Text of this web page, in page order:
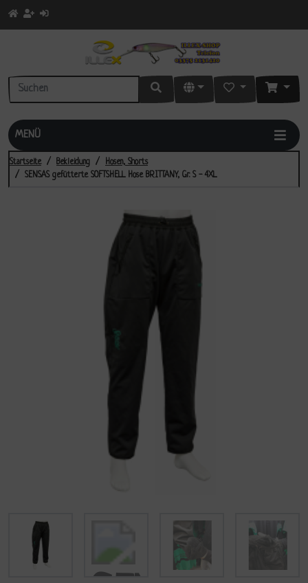
MENÜ
Startseite Bekleidung
Hosen, Shorts
SENSAS gefütterte SOFTSHELL Hose BRITTANY, Gr. S - 4XL